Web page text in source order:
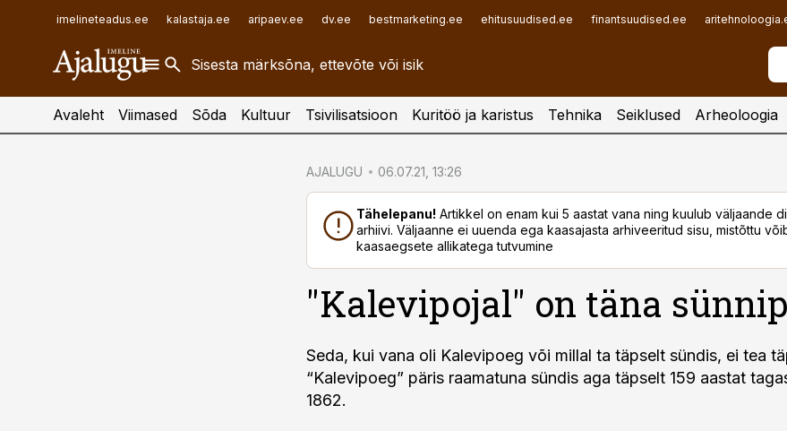
imelineteadus.ee kalastaja.ee aripaev.ee dv.ee bestmarketing.ee ehitusuudised.ee finantsuudised.ee
finantsuudised.ee
aritehnoloogia.ee
toostusuudised.ee
Avaleht Viimased Sõda Kultuur Tsivilisatsioon Kuritöö ja karistus Tehnika Seiklused Arheoloogia
AJALUGU 06.07.21, 13:26
Tähelepanu! Artikkel on enam kui 5 aastat vana ning kuulub väljaande
arhiivi. Väljaanne ei uuenda ega kaasajasta arhiveeritud sisu, mistõttu
kaasaegsete allikatega tutvumine
"Kalevipojal" on täna
Seda, kui vana oli Kalevipoeg või millal ta täpselt sündis, ei tea
“Kalevipoeg” päris raamatuna sündis aga täpselt 159 aastat
1862.